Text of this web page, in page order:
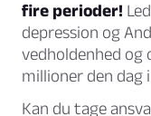
fire perioder!
depression og
vedholdenhed og
millioner den dag
Kan du tage